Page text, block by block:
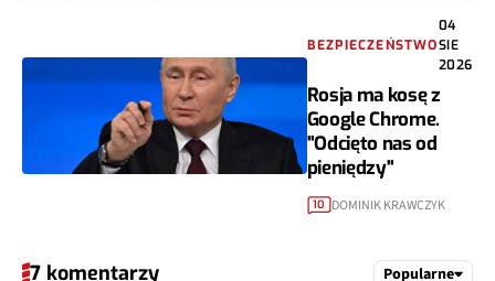
BEZPIECZEŃSTWO
04
SIE
2026
Rosja ma kosę z
Google Chrome.
"Odcięto nas od
pieniędzy"
10 DOMINIK KRAWCZYK
7 komentarzy Popularne